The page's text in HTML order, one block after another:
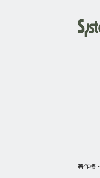
著作権